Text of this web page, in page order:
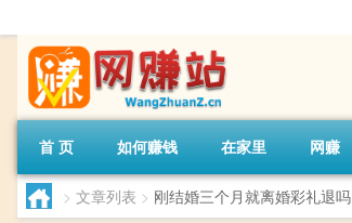
首 页 如何赚钱 在家里 网赚
> 文章列表 > 刚结婚三个月就离婚彩礼退吗